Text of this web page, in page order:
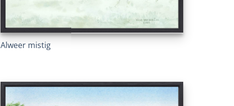
Alweer mistig